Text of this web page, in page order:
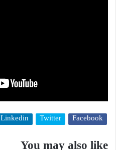
Facebook
Twitter
Linkedin